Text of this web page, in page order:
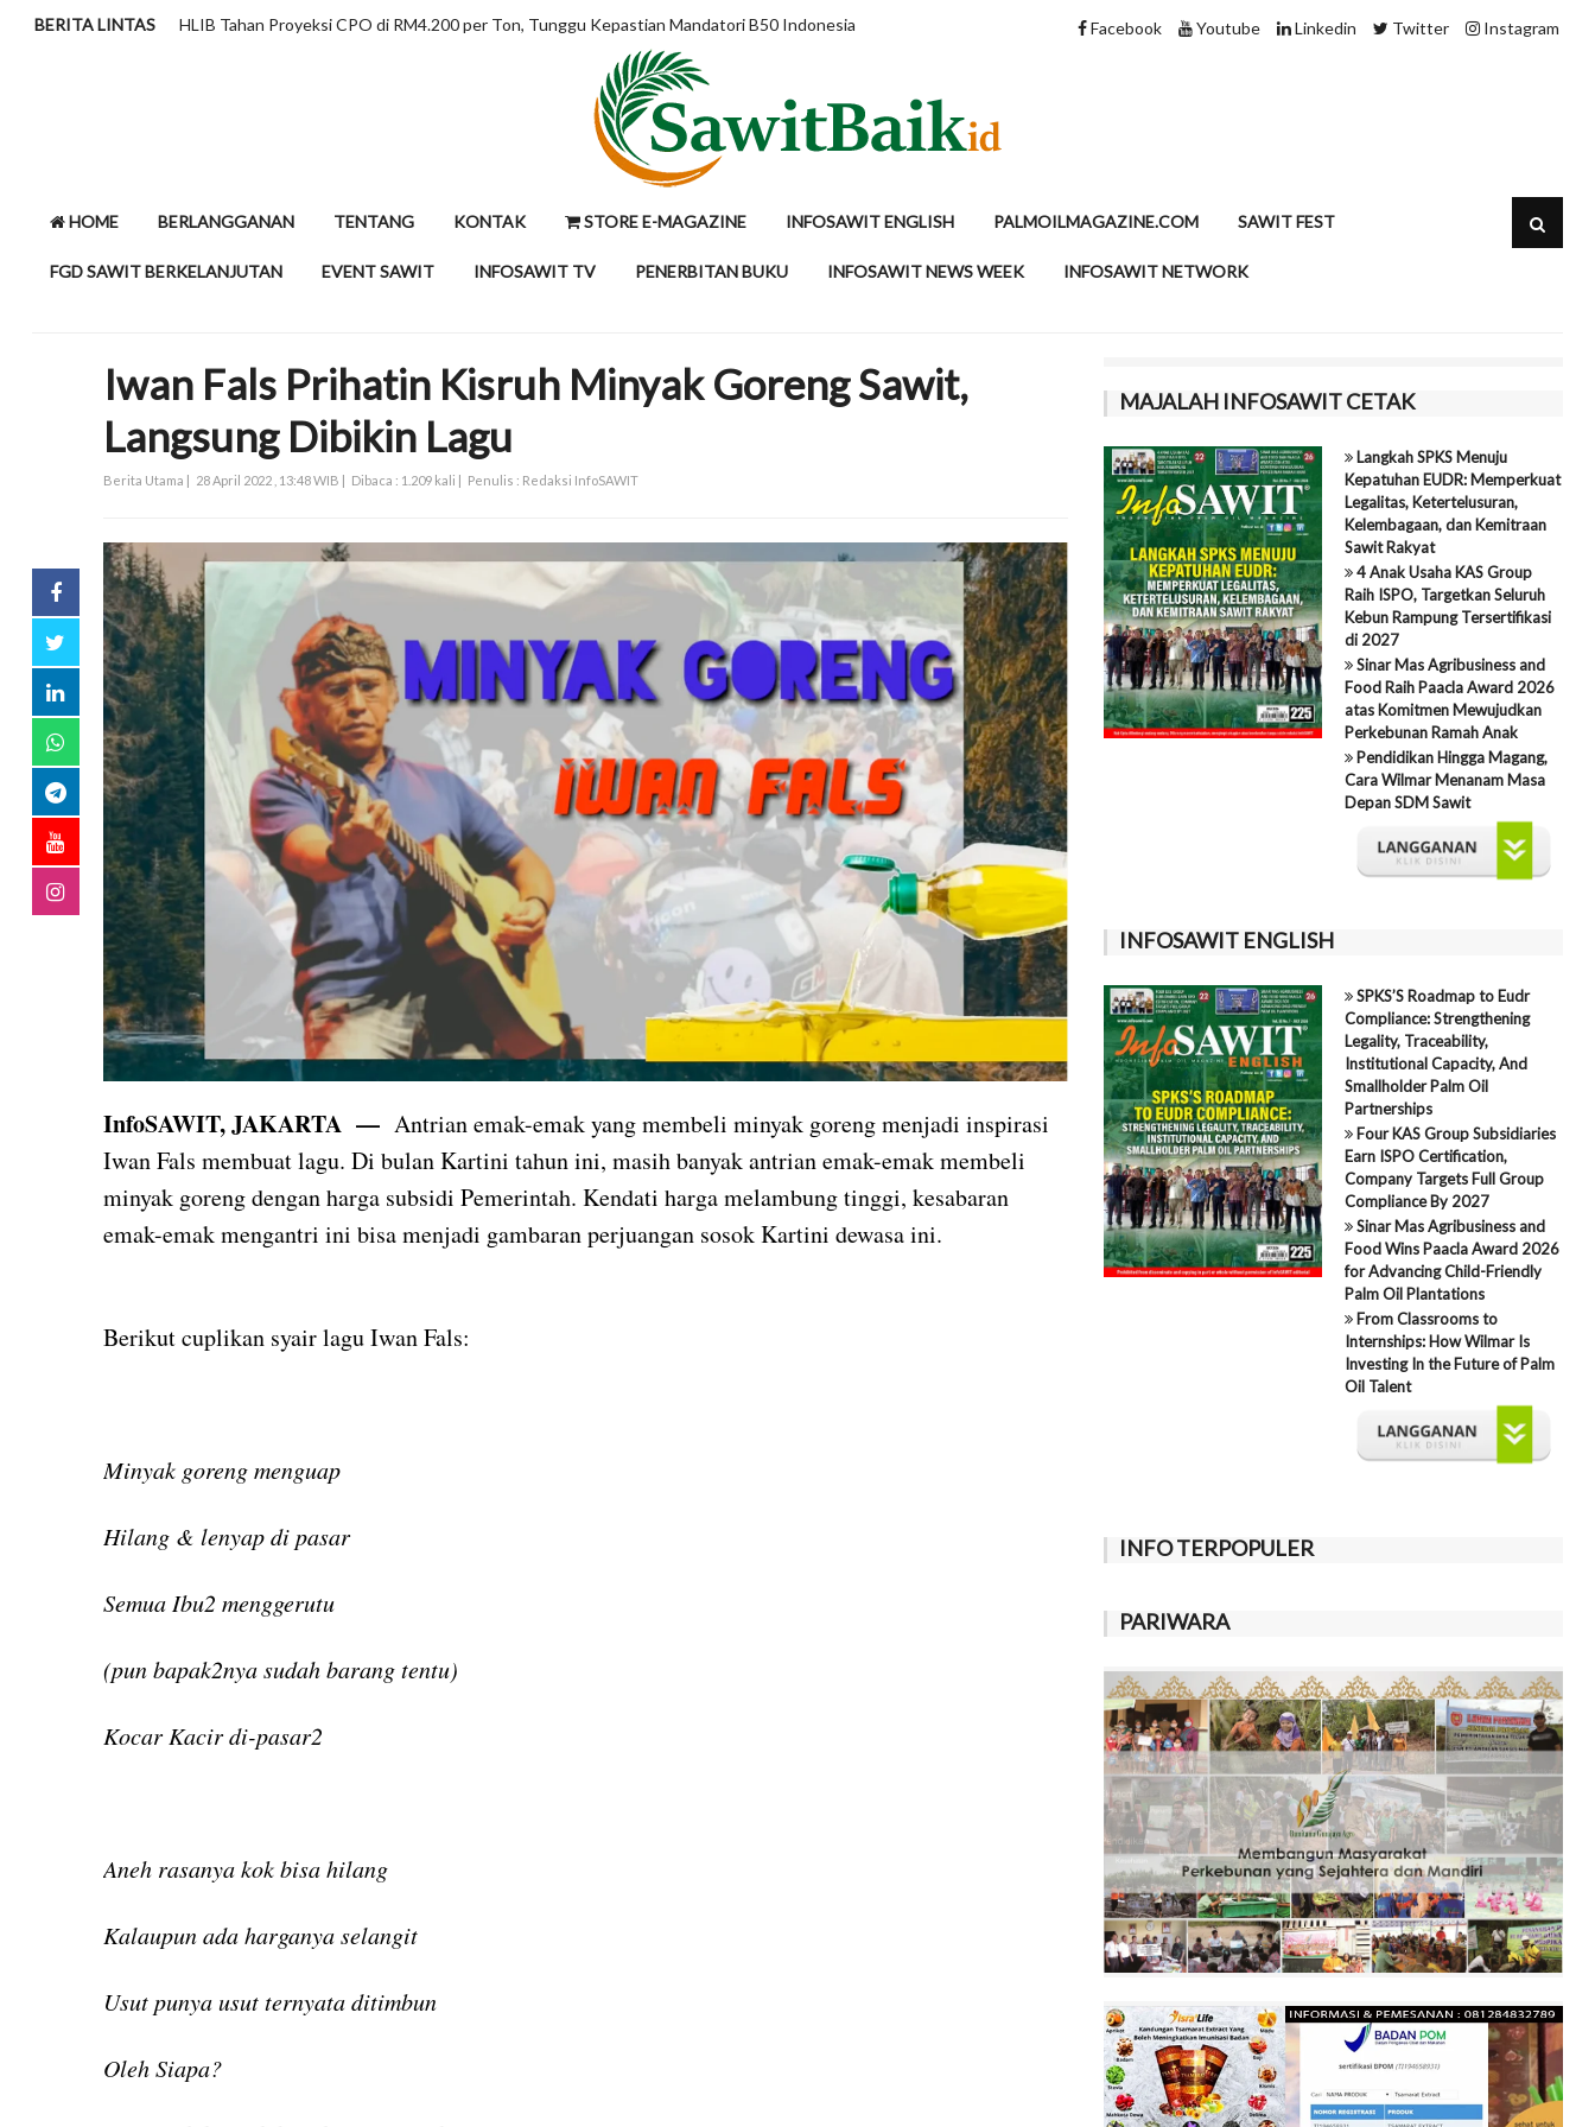
BERITA LINTAS Minyak Sawit dan Kolesterol, Meluruskan Persepsi dengan Data Speciality Fats Sawit, Rahasia di Balik Produk Pangan Modern
Instagram
Twitter
Linkedin
Youtube
Facebook
HOME BERLANGGANAN TENTANG KONTAK STORE E-MAGAZINE INFOSAWIT ENGLISH PALMOILMAGAZINE.COM SAWIT FEST
FGD SAWIT BERKELANJUTAN EVENT SAWIT INFOSAWIT TV PENERBITAN BUKU INFOSAWIT NEWS WEEK INFOSAWIT NETWORK
Iwan Fals Prihatin Kisruh Minyak Goreng Sawit,
Langsung Dibikin Lagu
Berita Utama | 28 April 2022 , 13:48 WIB | Dibaca : 1.209 kali | Penulis : Redaksi InfoSAWIT
InfoSAWIT, JAKARTA — Antrian emak-emak yang membeli minyak goreng menjadi inspirasi
Iwan Fals membuat lagu. Di bulan Kartini tahun ini, masih banyak antrian emak-emak membeli
minyak goreng dengan harga subsidi Pemerintah. Kendati harga melambung tinggi, kesabaran
emak-emak mengantri ini bisa menjadi gambaran perjuangan sosok Kartini dewasa ini.
Berikut cuplikan syair lagu Iwan Fals:
Minyak goreng menguap
Hilang & lenyap di pasar
Semua Ibu2 menggerutu
(pun bapak2nya sudah barang tentu)
Kocar Kacir di-pasar2
Aneh rasanya kok bisa hilang
Kalaupun ada harganya selangit
Usut punya usut ternyata ditimbun
Oleh Siapa?
MAJALAH INFOSAWIT CETAK
Langkah SPKS Menuju
Kepatuhan EUDR: Memperkuat
Legalitas, Ketertelusuran,
Kelembagaan, dan Kemitraan
Sawit Rakyat
4 Anak Usaha KAS Group
Raih ISPO, Targetkan Seluruh
Kebun Rampung Tersertifikasi
di 2027
Sinar Mas Agribusiness and
Food Raih Paacla Award 2026
atas Komitmen Mewujudkan
Perkebunan Ramah Anak
Pendidikan Hingga Magang,
Cara Wilmar Menanam Masa
Depan SDM Sawit
INFOSAWIT ENGLISH
SPKS’S Roadmap to Eudr
Compliance: Strengthening
Legality, Traceability,
Institutional Capacity, And
Smallholder Palm Oil
Partnerships
Four KAS Group Subsidiaries
Earn ISPO Certification,
Company Targets Full Group
Compliance By 2027
Sinar Mas Agribusiness and
Food Wins Paacla Award 2026
for Advancing Child-Friendly
Palm Oil Plantations
From Classrooms to
Internships: How Wilmar Is
Investing In the Future of Palm
Oil Talent
INFO TERPOPULER
PARIWARA